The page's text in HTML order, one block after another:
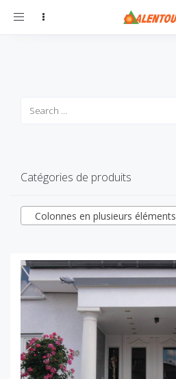
Toggle
Catégories de produits
Colonnes en plusieurs éléments